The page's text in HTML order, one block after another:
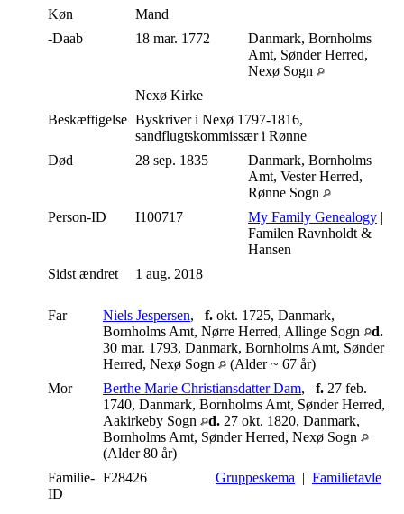
Køn
Mand
-Daab
18 mar. 1772
Danmark, Bornholms
Amt, Sønder Herred,
Nexø Sogn
Nexø Kirke
Beskæftigelse Byskriver i Nexø 1797-1816,
sandflugtskommissær i Rønne
Død
28 sep. 1835
Danmark, Bornholms
Amt, Vester Herred,
Rønne Sogn
Person-ID
I100717 My Family Genealogy |
Familen Ravnholdt &
Hansen
Sidst ændret
1 aug. 2018
Far Niels Jespersen, f. okt. 1725, Danmark,
Bornholms Amt, Nørre Herred, Allinge Sogn
d.
30 mar. 1793, Danmark, Bornholms Amt, Sønder
Herred, Nexø Sogn
(Alder ~ 67 år)
Mor
Berthe Marie Christiansdatter Dam, f. 27 feb.
1740, Danmark, Bornholms Amt, Sønder Herred,
Aakirkeby Sogn
d. 27 okt. 1820, Danmark,
Bornholms Amt, Sønder Herred, Nexø Sogn
(Alder 80 år)
Familie-
ID
F28426 Gruppeskema | Familietavle